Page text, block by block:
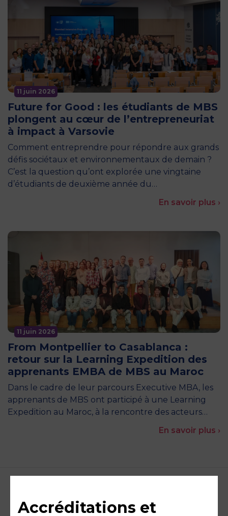
11 juin 2026
Future for Good : les étudiants de MBS
plongent au cœur de l’entrepreneuriat
à impact à Varsovie
Comment entreprendre pour répondre aux grands
défis sociétaux et environnementaux de demain ?
C’est la question qu’ont explorée une vingtaine
d’étudiants de deuxième année du…
En savoir plus ›
11 juin 2026
From Montpellier to Casablanca :
retour sur la Learning Expedition des
apprenants EMBA de MBS au Maroc
Dans le cadre de leur parcours Executive MBA, les
apprenants de MBS ont participé à une Learning
Expedition au Maroc, à la rencontre des acteurs…
En savoir plus ›
Accréditations et